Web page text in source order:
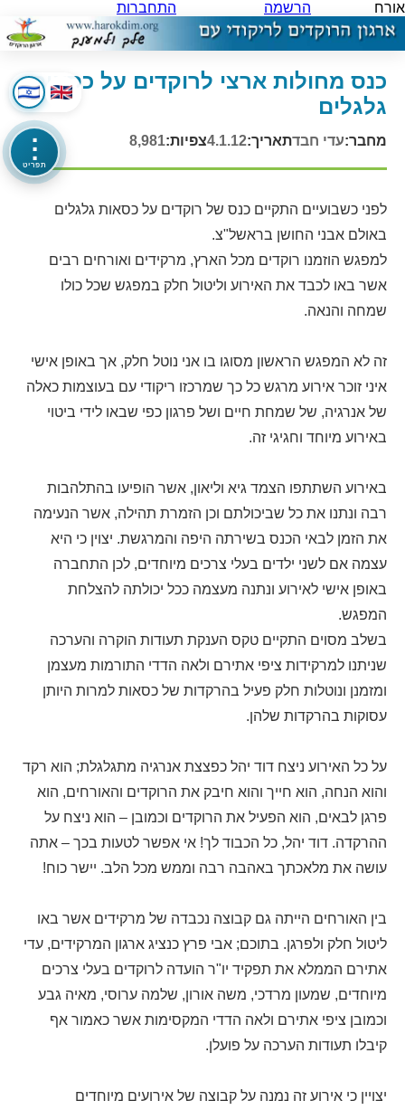
אורח הרשמה התחברות
⋮
תפריט
כנס מחולות ארצי לרוקדים על כסאות
גלגלים
מחבר:עדי חבדתאריך:4.1.12צפיות:8,981
לפני כשבועיים התקיים כנס של רוקדים על כסאות גלגלים
באולם אבני החושן בראשל"צ.
למפגש הוזמנו רוקדים מכל הארץ, מרקידים ואורחים רבים
אשר באו לכבד את האירוע וליטול חלק במפגש שכל כולו
שמחה והנאה.
זה לא המפגש הראשון מסוגו בו אני נוטל חלק, אך באופן אישי
איני זוכר אירוע מרגש כל כך שמרכזו ריקודי עם בעוצמות כאלה
של אנרגיה, של שמחת חיים ושל פרגון כפי שבאו לידי ביטוי
באירוע מיוחד וחגיגי זה.
באירוע השתתפו הצמד גיא וליאון, אשר הופיעו בהתלהבות
רבה ונתנו את כל שביכולתם וכן הזמרת תהילה, אשר הנעימה
את הזמן לבאי הכנס בשירתה היפה והמרגשת. יצוין כי היא
עצמה אם לשני ילדים בעלי צרכים מיוחדים, לכן התחברה
באופן אישי לאירוע ונתנה מעצמה ככל יכולתה להצלחת
המפגש.
בשלב מסוים התקיים טקס הענקת תעודות הוקרה והערכה
שניתנו למרקידות ציפי אתירם ולאה הדדי התורמות מעצמן
ומזמנן ונוטלות חלק פעיל בהרקדות של כסאות למרות היותן
עסוקות בהרקדות שלהן.
על כל האירוע ניצח דוד יהל כפצצת אנרגיה מתגלגלת; הוא רקד
והוא הנחה, הוא חייך והוא חיבק את הרוקדים והאורחים, הוא
פרגן לבאים, הוא הפעיל את הרוקדים וכמובן – הוא ניצח על
ההרקדה. דוד יהל, כל הכבוד לך! אי אפשר לטעות בכך – אתה
עושה את מלאכתך באהבה רבה וממש מכל הלב. יישר כוח!
בין האורחים הייתה גם קבוצה נכבדה של מרקידים אשר באו
ליטול חלק ולפרגן. בתוכם; אבי פרץ כנציג ארגון המרקידים, עדי
אתירם הממלא את תפקיד יו"ר הועדה לרוקדים בעלי צרכים
מיוחדים, שמעון מרדכי, משה אורון, שלמה ערוסי, מאיה גבע
וכמובן ציפי אתירם ולאה הדדי המקסימות אשר כאמור אף
קיבלו תעודות הערכה על פועלן.
יצויין כי אירוע זה נמנה על קבוצה של אירועים מיוחדים